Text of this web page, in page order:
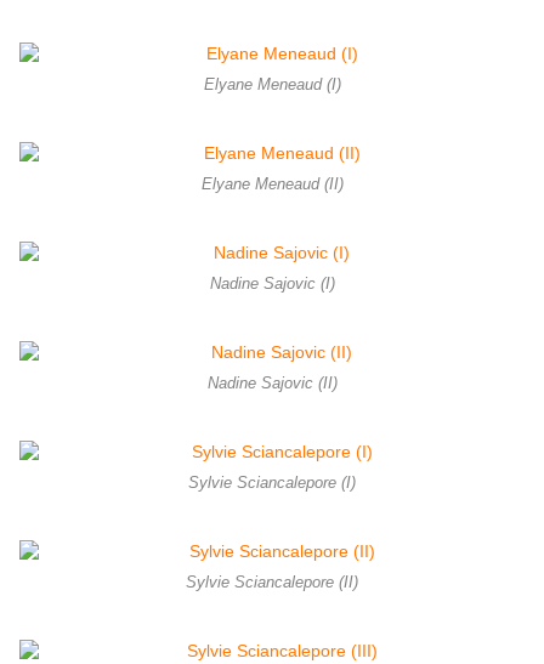
Elyane Meneaud (I)
Elyane Meneaud (II)
Nadine Sajovic (I)
Nadine Sajovic (II)
Sylvie Sciancalepore (I)
Sylvie Sciancalepore (II)